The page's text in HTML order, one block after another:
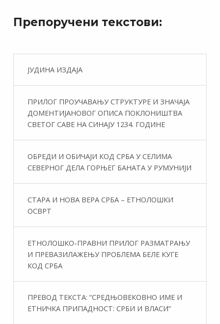
Препоручени текстови:
ЈУДИНА ИЗДАЈА
ПРИЛОГ ПРОУЧАВАЊУ СТРУКТУРЕ И ЗНАЧАЈА
ДОМЕНТИЈАНОВОГ ОПИСА ПОКЛОНИШТВА
СВЕТОГ САВЕ НА СИНАЈУ 1234. ГОДИНЕ
ОБРЕДИ И ОБИЧАЈИ КОД СРБА У СЕЛИМА
СЕВЕРНОГ ДЕЛА ГОРЊЕГ БАНАТА У РУМУНИЈИ
СТАРА И НОВА ВЕРА СРБА – ЕТНОЛОШКИ
ОСВРТ
ЕТНОЛОШКО-ПРАВНИ ПРИЛОГ РАЗМАТРАЊУ
И ПРЕВАЗИЛАЖЕЊУ ПРОБЛЕМА БЕЛЕ КУГЕ
КОД СРБА
ПРЕВОД ТЕКСТА: “СРЕДЊОВЕКОВНО ИМЕ И
ЕТНИЧКА ПРИПАДНОСТ: СРБИ И ВЛАСИ”